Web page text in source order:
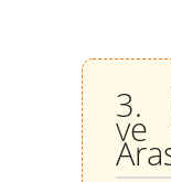
3.
ve